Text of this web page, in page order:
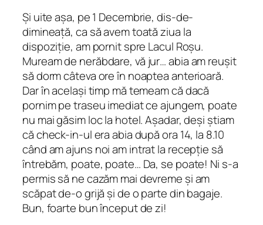
Și uite așa, pe 1 Decembrie, dis-de-
dimineață, ca să avem toată ziua la
dispoziție, am pornit spre Lacul Roșu.
Muream de nerăbdare, vă jur… abia am reușit
să dorm câteva ore în noaptea anterioară.
Dar în același timp mă temeam că dacă
pornim pe traseu imediat ce ajungem, poate
nu mai găsim loc la hotel. Așadar, deși știam
că check-in-ul era abia după ora 14, la 8.10
când am ajuns noi am intrat la recepție să
întrebăm, poate, poate… Da, se poate! Ni s-a
permis să ne cazăm mai devreme și am
scăpat de-o grijă și de o parte din bagaje.
Bun, foarte bun început de zi!